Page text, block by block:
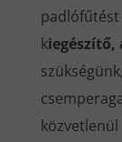
kiegészítő,